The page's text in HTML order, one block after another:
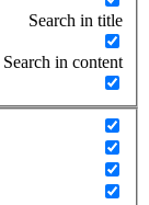
Search in title
Search in content